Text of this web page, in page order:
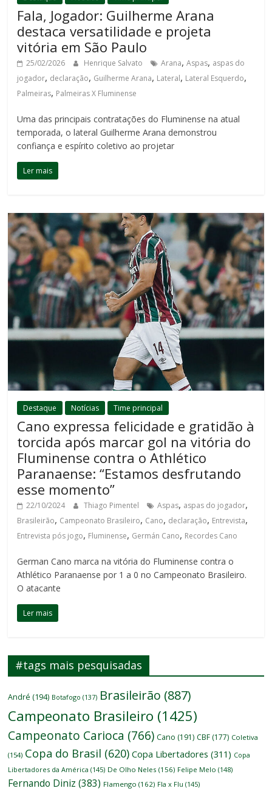
Fala, Jogador: Guilherme Arana
destaca versatilidade e projeta
vitória em São Paulo
25/02/2026 Henrique Salvato Arana,Aspas, aspas do
jogador, declaração, Guilherme Arana, Lateral, Lateral Esquerdo,
Palmeiras, Palmeiras X Fluminense
Uma das principais contratações do Fluminense na atual
temporada, o lateral Guilherme Arana demonstrou
confiança e espírito coletivo ao projetar
Ler mais
Destaque Notícias Time principal
Cano expressa felicidade e gratidão à
torcida após marcar gol na vitória do
Fluminense contra o Athlético
Paranaense: “Estamos desfrutando
esse momento”
22/10/2024 Thiago Pimentel Aspas, aspas do jogador,
Brasileirão, Campeonato Brasileiro, Cano, declaração, Entrevista,
Entrevista pós jogo, Fluminense, Germán Cano, Recordes Cano
German Cano marca na vitória do Fluminense contra o
Athlético Paranaense por 1 a 0 no Campeonato Brasileiro.
O atacante
Ler mais
#tags mais pesquisadas
André (194) Botafogo (137) Brasileirão (887)
Campeonato Brasileiro (1425)
Campeonato Carioca (766) Cano (191) CBF (177) Coletiva
(154) Copa do Brasil (620) Copa Libertadores (311) Copa
Libertadores da América (145) De Olho Neles (156) Felipe Melo (148)
Fernando Diniz (383) Flamengo (162) Fla x Flu (145)